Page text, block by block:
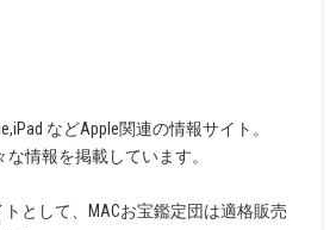
などApple関連の情報サイト。
な情報を掲載しています。
として、MACお宝鑑定団は適格販売